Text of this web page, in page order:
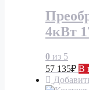
4кВт
0 из 5
57 135₽ В